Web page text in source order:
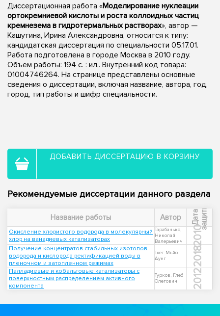
Диссертационная работа «Моделирование нуклеации
ортокремниевой кислоты и роста коллоидных частиц
кремнезема в гидротермальных растворах», автор —
Кашутина, Ирина Александровна, относится к типу:
кандидатская диссертация по специальности 05.17.01.
Работа подготовлена в городе Москва в 2010 году.
Объем работы: 194 с. : ил.. Внутренний код товара:
01004746264. На странице представлены основные
сведения о диссертации, включая название, автора, год,
город, тип работы и шифр специальности.
ДОБАВИТЬ ДИССЕРТАЦИЮ В КОРЗИНУ
Рекомендуемые диссертации данного раздела
Название работы Автор Д
а
т
а
з
а
щ
и
ты
Окисление хлористого водорода в молекулярный
хлор на ванадиевых катализаторах
Тарабанько,
Николай
Валерьевич
2010
Получение концентратов стабильных изотопов
водорода и кислорода ректификацией воды в
пленочном и затопленном режимах
Тхет Мьйо
Аунг
2018
Палладиевые и кобальтовые катализаторы с
поверхностным распределением активного
компонента
Турков, Глеб
Олегович
2012